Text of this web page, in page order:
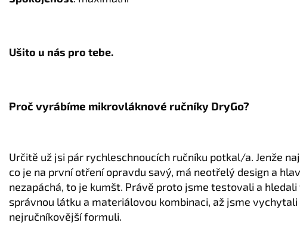
Ušito u nás pro tebe.
Proč vyrábíme mikrovláknové ručníky DryGo?
Určitě už jsi pár rychleschnoucích ručníku potkal/a. Jenže
co je na první otření opravdu savý, má neotřelý design a
nezapáchá, to je kumšt. Právě proto jsme testovali a hledali
správnou látku a materiálovou kombinaci, až jsme vychytali
nejručníkovější formuli.